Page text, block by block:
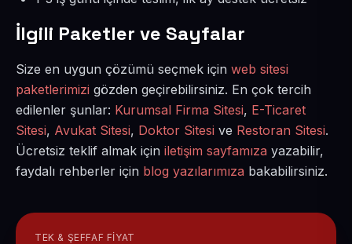
İlgili Paketler ve Sayfalar
Size en uygun çözümü seçmek için web sitesi
paketlerimizi gözden geçirebilirsiniz. En çok tercih
edilenler şunlar: Kurumsal Firma Sitesi, E-Ticaret
Sitesi, Avukat Sitesi, Doktor Sitesi ve Restoran Sitesi.
Ücretsiz teklif almak için iletişim sayfamıza yazabilir,
faydalı rehberler için blog yazılarımıza bakabilirsiniz.
TEK & ŞEFFAF FIYAT